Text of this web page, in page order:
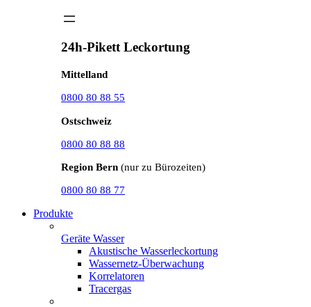
24h-Pikett Leckortung
Mittelland
0800 80 88 55
Ostschweiz
0800 80 88 88
Region Bern (nur zu Bürozeiten)
0800 80 88 77
Produkte
Geräte Wasser
Akustische Wasserleckortung
Wassernetz-Überwachung
Korrelatoren
Tracergas